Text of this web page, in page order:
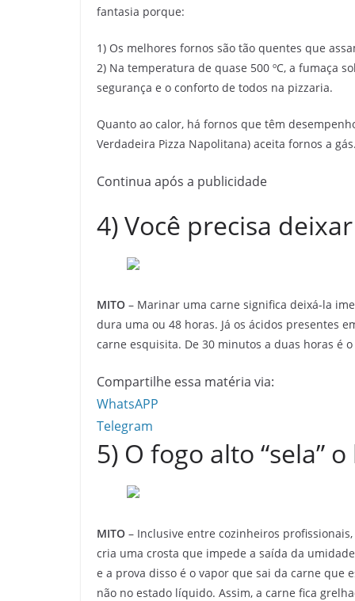
fantasia porque:
1) Os melhores fornos são tão quentes que
2) Na temperatura de quase 500 ºC, a fumaça
segurança e o conforto de todos na pizzaria.
Quanto ao calor, há fornos que têm
Verdadeira Pizza Napolitana) aceita fornos a gás.
Continua após a publicidade
4) Você precisa
MITO – Marinar uma carne significa deixá-la
dura uma ou 48 horas. Já os ácidos presentes
carne esquisita. De 30 minutos a duas horas é
Compartilhe essa matéria via:
WhatsAPP
Telegram
5) O fogo alto “sela”
MITO – Inclusive entre cozinheiros
cria uma crosta que impede a saída da
e a prova disso é o vapor que sai da carne que
não no estado líquido. Assim, a carne fica